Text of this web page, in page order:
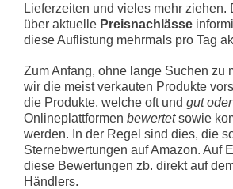
Lieferzeiten und vieles mehr ziehen.
über aktuelle Preisnachlässe
diese Auflistung mehrmals pro Tag
Zum Anfang, ohne lange Suchen zu
wir die meist verkauten Produkte
die Produkte, welche oft und gut
Onlineplattformen bewertetsowie
werden. In der Regel sind dies, die
Sternebwertungen auf Amazon. Auf
diese Bewertungen zb. direkt auf
Händlers.